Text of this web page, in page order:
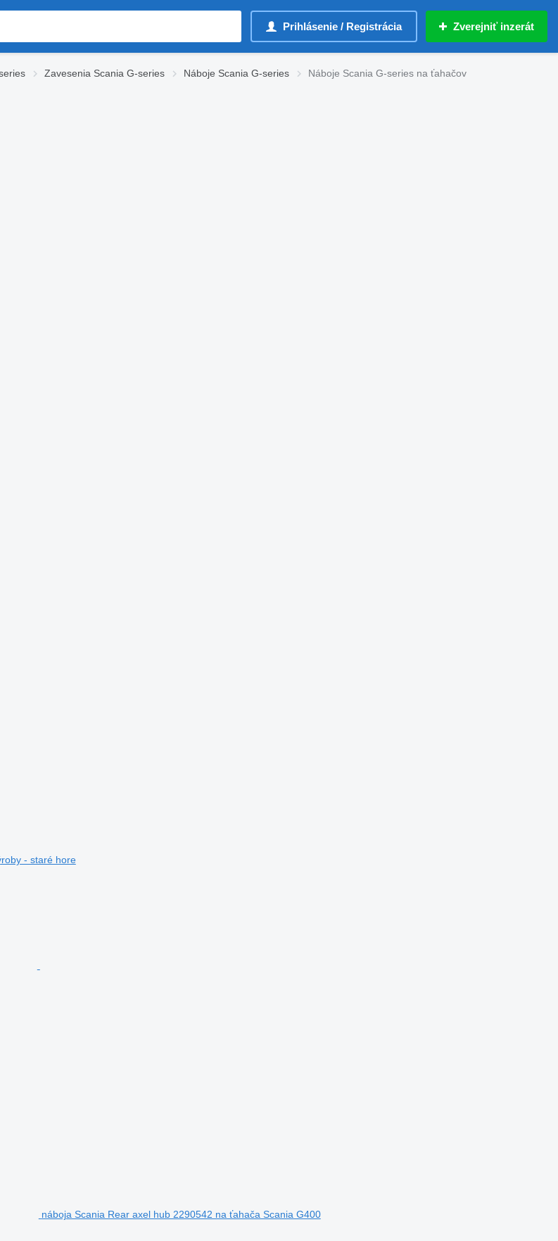
Prihlásenie / Registrácia Zverejniť inzerát
Zavesenia Scania G-series Náboje Scania G-series Náboje Scania G-series na ťahačov
- staré hore
náboja Scania Rear axel hub 2290542 na ťahača Scania G400